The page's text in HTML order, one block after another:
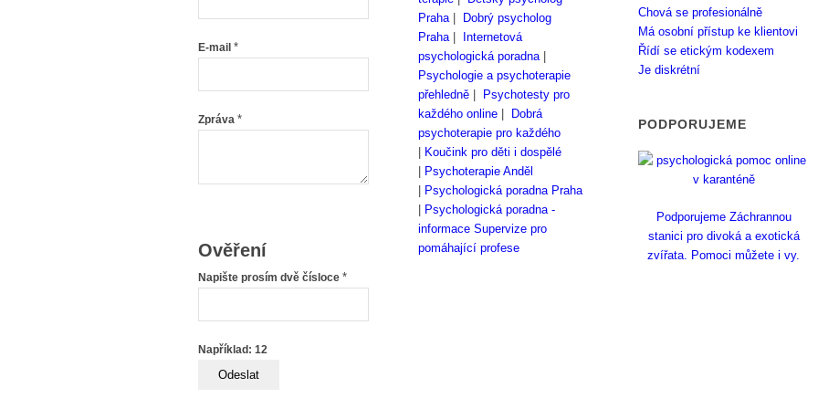
E-mail *
Zpráva *
Ověření
Napište prosím dvě čísloce *
Například: 12
Praha|
Dobrý psycholog
Praha|
Internetová
psychologická poradna|
Psychologie a psychoterapie
přehledně
Psychotesty pro
každého online
Dobrá
psychoterapie pro každého
Koučink pro děti i dospělé
Psychoterapie Anděl
Psychologická poradna Praha
Psychologická poradna -
informace Supervize pro
pomáhající profese
Chová se profesionálně
Má osobní přístup ke klientovi
Řídí se etickým kodexem
Je diskrétní
PODPORUJEME
Podporujeme Záchrannou
stanici pro divoká a exotická
zvířata. Pomoci můžete i vy.